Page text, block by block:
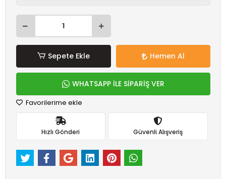
Sepete Ekle Hemen Al
WHATSAPP İLE SİPARİŞ VER
Favorilerime ekle
Hızlı Gönderi Güvenli Alışveriş